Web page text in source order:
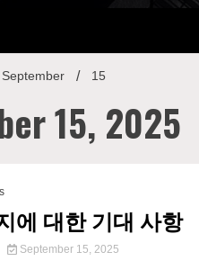
September 15
15, 2025
에 대한 기대 사항
September 15, 2025